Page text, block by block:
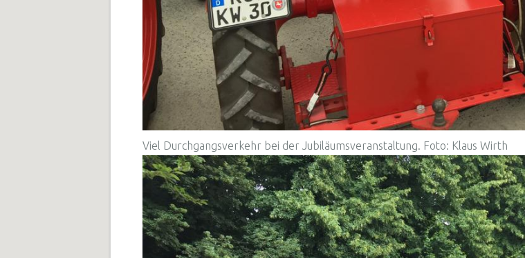
Viel Durchgangsverkehr bei der Jubiläumsveranstaltung. Foto: Klaus Wirth